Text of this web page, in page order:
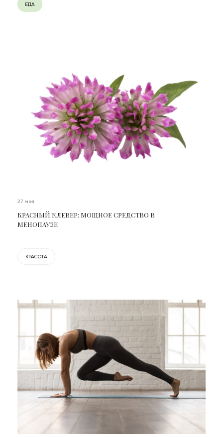
ЕДА
27 мая
КРАСНЫЙ КЛЕВЕР: МОЩНОЕ СРЕДСТВО В
МЕНОПАУЗЕ
КРАСОТА